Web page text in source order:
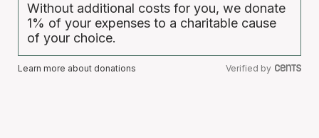
Without additional costs for you, we donate
1% of your expenses to a charitable cause
of your choice.
Learn more about donations Verified by